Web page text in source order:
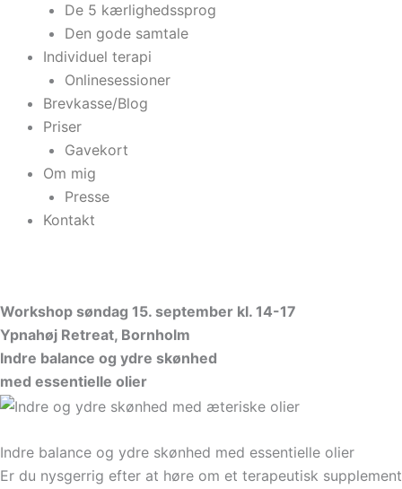
De 5 kærlighedssprog
Den gode samtale
Individuel terapi
Onlinesessioner
Brevkasse/Blog
Priser
Gavekort
Om mig
Presse
Kontakt
Workshop søndag 15. september kl. 14-17
Ypnahøj Retreat, Bornholm
Indre balance og ydre skønhed
med essentielle olier
Indre balance og ydre skønhed med essentielle olier
Er du nysgerrig efter at høre om et terapeutisk supplement